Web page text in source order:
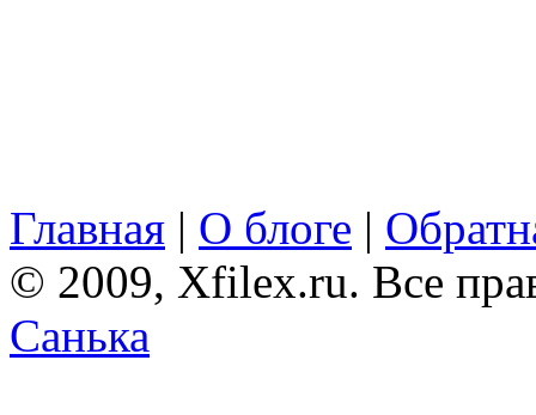
Главная | О блоге |
© 2009, Xfilex.ru. Все
Санька